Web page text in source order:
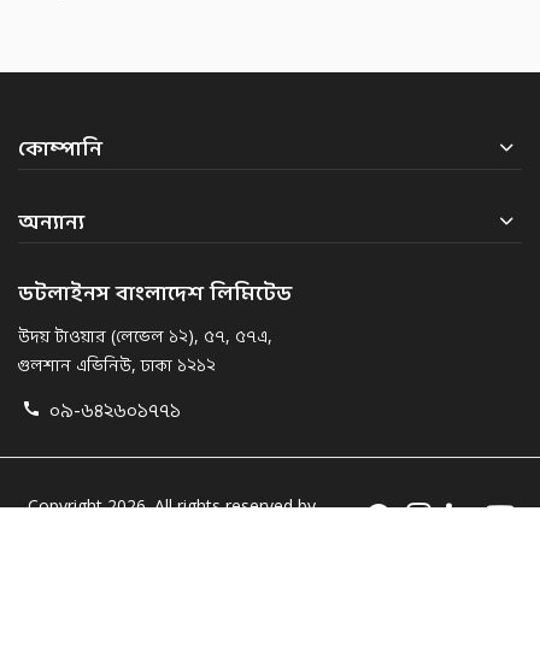
কোম্পানি
অন্যান্য
ডটলাইনস বাংলাদেশ লিমিটেড
উদয় টাওয়ার (লেভেল ১২), ৫৭, ৫৭এ,
গুলশান এভিনিউ, ঢাকা ১২১২
০৯-৬৪২৬০১৭৭১
Copyright 2026. All rights reserved by